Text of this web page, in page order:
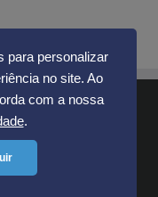
para personalizar
no site. Ao
com a nossa
.
COM AGENDA